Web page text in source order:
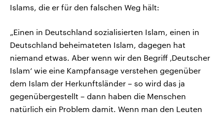
Islams, die er für den falschen Weg hält:
„Einen in Deutschland sozialisierten Islam, einen in
Deutschland beheimateten Islam, dagegen hat
niemand etwas. Aber wenn wir den Begriff ‚Deutscher
Islam‘ wie eine Kampfansage verstehen gegenüber
dem Islam der Herkunftsländer – so wird das ja
gegenübergestellt – dann haben die Menschen
natürlich ein Problem damit. Wenn man den Leuten